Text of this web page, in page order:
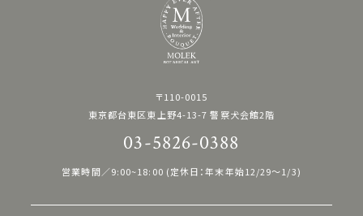
〒110-0015
東京都台東区東上野4-13-7 警察犬会館2階
03-5826-0388
営業時間／9:00~18:00 (定休日：年末年始12/29〜1/3)